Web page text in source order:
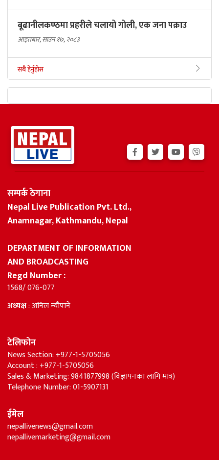
बूढानीलकण्ठमा प्रहरीले चलायो गोली, एक जना पक्राउ
आइतबार, साउन १७, २०८३
सबै हेर्नुहोस
सम्पर्क ठेगाना
Nepal Live Publication Pvt. Ltd.,
Anamnagar, Kathmandu, Nepal
DEPARTMENT OF INFORMATION
AND BROADCASTING
Regd Number :
1568/ 076-077
अध्यक्ष: अनिल न्यौपाने
टेलिफोन
News Section: +977-1-5705056
Account : +977-1-5705056
Sales & Marketing: 9841877998 (विज्ञापनका लागि मात्र)
Telephone Number: 01-5907131
ईमेल
nepallivenews@gmail.com
nepallivemarketing@gmail.com